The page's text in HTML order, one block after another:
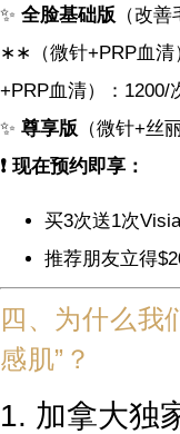
✨ 全脸基础版 （改
∗∗（微针+PRP血清
+PRP血清）： 1200/
✨ 尊享版 （微针+丝
❗ 现在预约即享：
买3次送1次
推荐朋友立得
四、为什么我
感肌”？
1. 加拿大独